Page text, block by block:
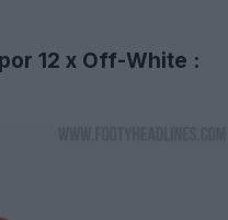
12 x Off-White :